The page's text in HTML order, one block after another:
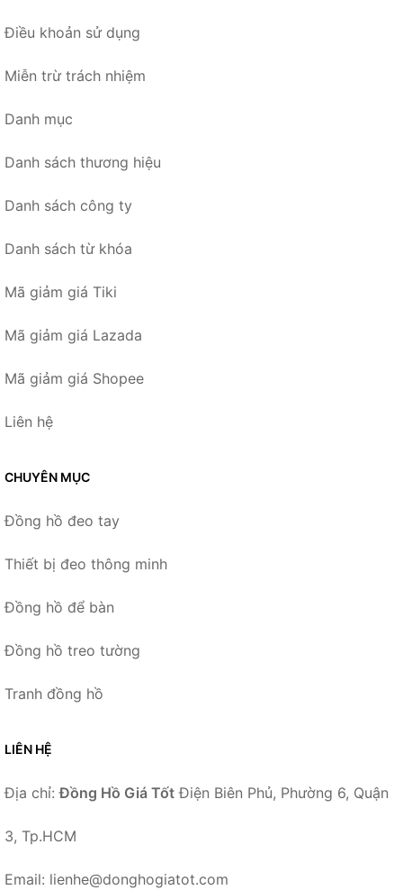
Điều khoản sử dụng
Miễn trừ trách nhiệm
Danh mục
Danh sách thương hiệu
Danh sách công ty
Danh sách từ khóa
Mã giảm giá Tiki
Mã giảm giá Lazada
Mã giảm giá Shopee
Liên hệ
CHUYÊN MỤC
Đồng hồ đeo tay
Thiết bị đeo thông minh
Đồng hồ để bàn
Đồng hồ treo tường
Tranh đồng hồ
LIÊN HỆ
Địa chỉ:Đồng Hồ Giá Tốt Điện Biên Phủ, Phường 6, Quận
3, Tp.HCM
Email: lienhe@donghogiatot.com